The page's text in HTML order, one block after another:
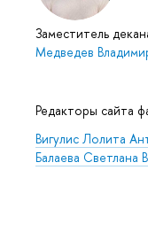
Заместитель
Медведев
Редакторы сайта
Вигулис Лолита
Балаева Светлана